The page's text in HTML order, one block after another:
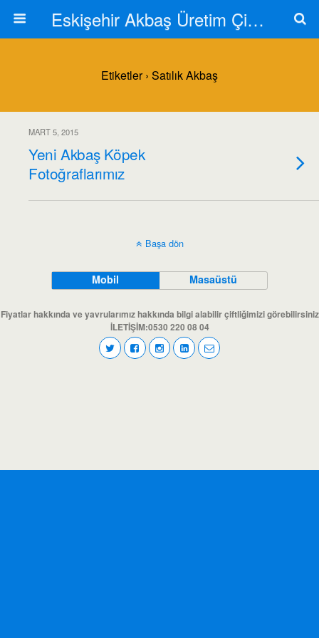
Eskişehir Akbaş Üretim Çiftliği
Etiketler › Satılık Akbaş
MART 5, 2015
Yeni Akbaş Köpek
Fotoğraflarımız
Başa dön
Mobil Masaüstü
Fiyatlar hakkında ve yavrularımız hakkında bilgi alabilir çiftliğimizi görebilirsiniz
İLETİŞİM:0530 220 08 04